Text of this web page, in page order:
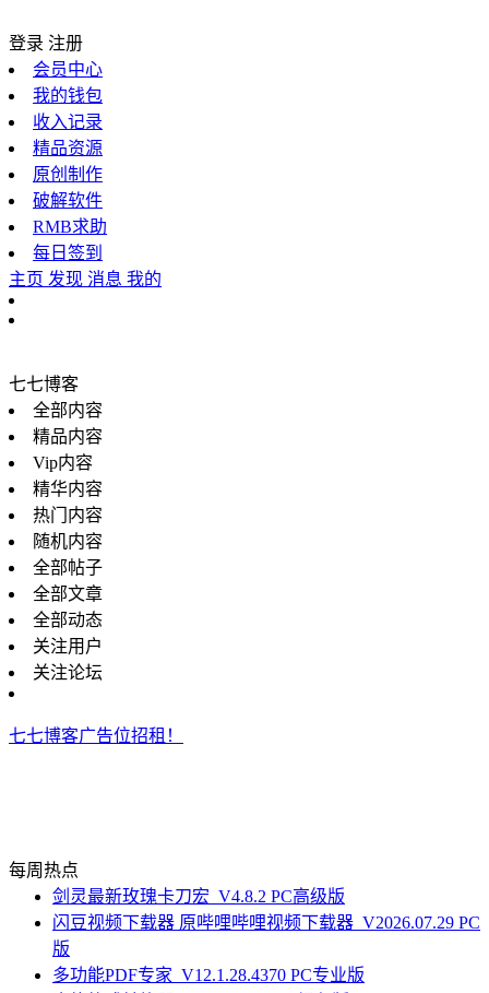
登录 注册
会员中心
我的钱包
收入记录
精品资源
原创制作
破解软件
RMB求助
每日签到
主页 发现 消息 我的
七七博客
全部内容
精品内容
Vip内容
精华内容
热门内容
随机内容
全部帖子
全部文章
全部动态
关注用户
关注论坛
七七博客广告位招租！
每周热点
剑灵最新玫瑰卡刀宏_V4.8.2 PC高级版
闪豆视频下载器 原哔哩哔哩视频下载器_V2026.07.29 PC
版
多功能PDF专家_V12.1.28.4370 PC专业版